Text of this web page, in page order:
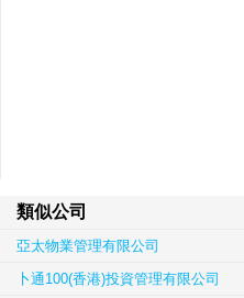
類似公司
亞太物業管理有限公司
卜通100(香港)投資管理有限公司